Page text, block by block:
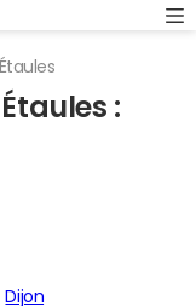
:
Dijon